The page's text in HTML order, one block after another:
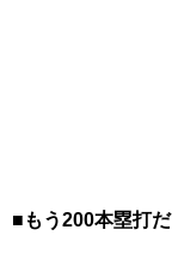
■もう200本塁打